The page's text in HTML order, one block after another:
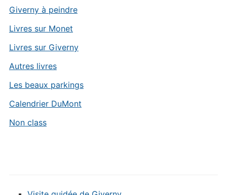
Giverny à peindre
Livres sur Monet
Livres sur Giverny
Autres livres
Les beaux parkings
Calendrier DuMont
Non class